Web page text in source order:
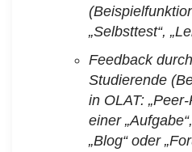
„Selbsttest“,
Feedback
Studierende
in OLAT:
einer
„Blog“ oder